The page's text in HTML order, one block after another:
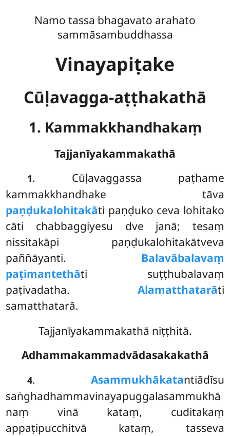
Namo tassa bhagavato arahato
sammāsambuddhassa
Vinayapiṭake
Cūḷavagga-aṭṭhakathā
1. Kammakkhandhakaṃ
Tajjanīyakammakathā
1. Cūḷavaggassa paṭhame
kammakkhandhake tāva
paṇḍukalohitakāti paṇḍuko ceva lohitako
cāti chabbaggiyesu dve janā; tesaṃ
nissitakāpi paṇḍukalohitakātveva
paññāyanti. Balavābalavaṃ
paṭimantethāti suṭṭhubalavaṃ
paṭivadatha. Alamatthatarāti
samatthatarā.
Tajjanīyakammakathā niṭṭhitā.
Adhammakammadvādasakakathā
4. Asammukhākatantiādīsu
saṅghadhammavinayapuggalasammukhā
naṃ vinā kataṃ, cuditakaṃ
appaṭipucchitvā kataṃ, tasseva